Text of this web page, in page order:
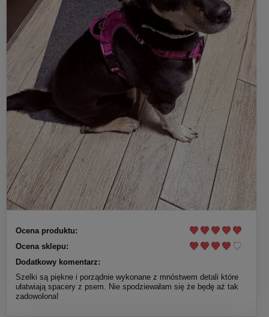
Ocena produktu:
Ocena sklepu:
Dodatkowy komentarz:
Szelki są piękne i porządnie wykonane z mnóstwem detali które
ułatwiają spacery z psem. Nie spodziewałam się że będę aż tak
zadowolona!